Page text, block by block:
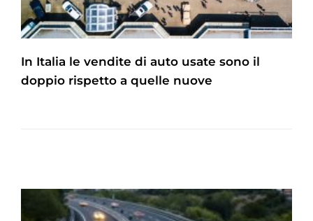
In Italia le vendite di auto usate sono il
doppio rispetto a quelle nuove